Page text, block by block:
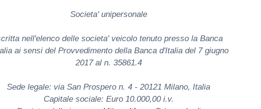
Societa' unipersonale
nell'elenco delle societa' veicolo tenuto presso la Banca
ai sensi del Provvedimento della Banca d'Italia del 7 giugno
2017 al n. 35861.4
Sede legale: via San Prospero n. 4 - 20121 Milano, Italia
Capitale sociale: Euro 10.000,00 i.v.